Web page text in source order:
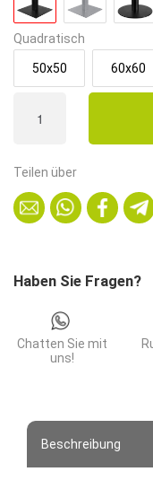
Quadratisch
50x50 60x60
80x80
|
Rom
Natur
Gestell
Teilen über
Haben Sie Fragen?
Chatten Sie mit
uns!
Beschreibung